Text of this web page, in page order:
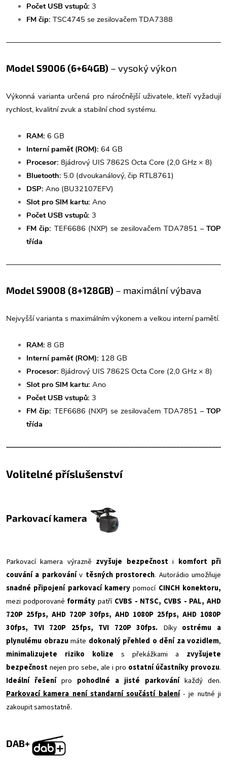
Počet USB vstupů: 3
FM čip: TSC4745 se zesilovačem TDA7388
Model S9006 (6+64GB) – vysoký výkon
Výkonná varianta určená pro náročnější uživatele, kteří vyžadují
rychlost, kvalitní zvuk a stabilní chod systému.
RAM: 6 GB
Interní paměť (ROM): 64 GB
Procesor: 8jádrový UIS 7862S Octa Core (2,0 GHz × 8)
Bluetooth: 5.0 (dvoukanálový, čip RTL8761)
DSP: Ano (BU32107EFV)
Slot pro SIM kartu: Ano
Počet USB vstupů: 3
FM čip: TEF6686 (NXP) se zesilovačem TDA7851 – TOP
třída
Model S9008 (8+128GB) – maximální výbava
Nejvyšší varianta s maximálním výkonem a velkou interní pamětí.
RAM: 8 GB
Interní paměť (ROM): 128 GB
Procesor: 8jádrový UIS 7862S Octa Core (2,0 GHz × 8)
Slot pro SIM kartu: Ano
Počet USB vstupů: 3
FM čip: TEF6686 (NXP) se zesilovačem TDA7851 – TOP
třída
Volitelné příslušenství
Parkovací kamera
Parkovací kamera výrazně zvyšuje bezpečnosti komfort při
couvání a parkovánív těsných prostorech. Autorádio umožňuje
snadné připojení parkovací kamery pomocí CINCH konektoru,
mezi podporované formátypatří CVBS - NTSC, CVBS - PAL, AHD
720P 25fps, AHD 720P 30fps, AHD 1080P 25fps, AHD 1080P
30fps, TVI 720P 25fps, TVI 720P 30fps. Díky ostrému a
plynulému obrazumáte dokonalý přehled o dění za vozidlem,
minimalizujete riziko kolize s překážkami a zvyšujete
bezpečnostnejen pro sebe, ale i pro ostatní účastníky provozu.
Ideální řešenípro pohodlné a jisté parkováníkaždý den.
Parkovací kamera není standarní součástí balení- je nutné ji
zakoupit samostatně.
DAB+